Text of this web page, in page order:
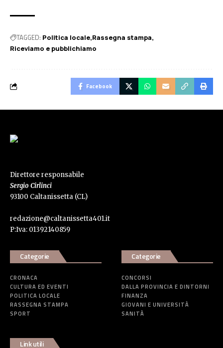
TAGGED: Politica locale Rassegna stampa
Riceviamo e pubblichiamo
Facebook
Direttore responsabile
Sergio Cirlinci
93100 Caltanissetta (CL)
redazione@caltanissetta401.it
P:Iva: 01392140859
Categorie
CRONACA
CULTURA ED EVENTI
POLITICA LOCALE
RASSEGNA STAMPA
SPORT
Categorie
CONCORSI
DALLA PROVINCIA E DINTORNI
FINANZA
GIOVANI E UNIVERSITÀ
SANITÀ
Link utili